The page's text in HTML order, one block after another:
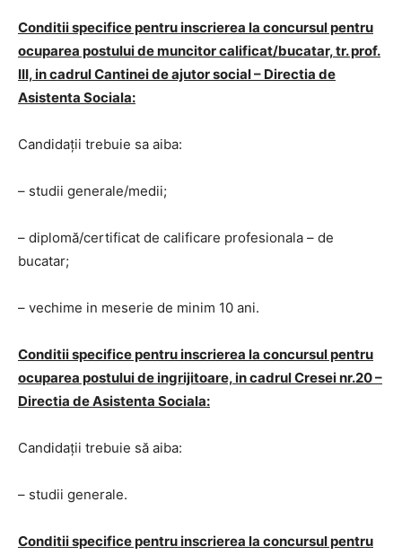
Conditii specifice pentru inscrierea la concursul pentru
ocuparea postului de muncitor calificat/bucatar, tr. prof.
III, in cadrul Cantinei de ajutor social – Directia de
Asistenta Sociala:
Candidaţii trebuie sa aiba:
– studii generale/medii;
– diplomă/certificat de calificare profesionala – de
bucatar;
– vechime in meserie de minim 10 ani.
Conditii specifice pentru inscrierea la concursul pentru
ocuparea postului de ingrijitoare, in cadrul Cresei nr.20 –
Directia de Asistenta Sociala:
Candidaţii trebuie să aiba:
– studii generale.
Conditii specifice pentru inscrierea la concursul pentru